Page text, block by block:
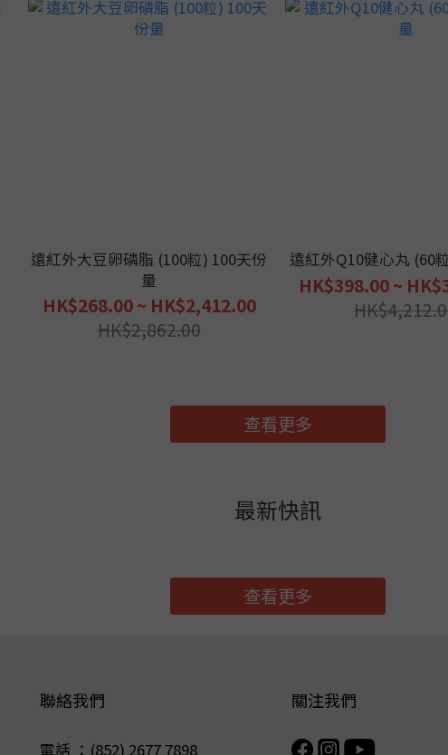
遠紅外大豆卵磷脂 (100粒) 100天份
量
HK$268.00 ~ HK$2,412.00
HK$2,862.00
遠紅外Q10健心丸 (60
HK$398.00 ~
查看更多
最新快訊
查看更多
聯絡我們
電話 ：(852) 2677 7898
關注我們